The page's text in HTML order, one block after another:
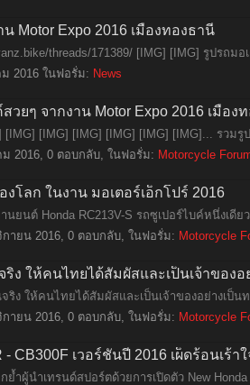
Motor Expo 2016 เมืองทองธานี
threads/171389/ [IMG] [IMG] รูปรถม
2016 ในฟอรั่ม: News
วยๆ จากงาน Motor Expo 2016 เมือ
[IMG] [IMG] [IMG] [IMG] [IMG] [IMG]... รวม
2016, 0 ตอบกลับ, ในฟอรั่ม: Motorcycle
โลก ในงาน มอเตอร์เอ็กโปร์ 2016
านยนต์ Honda RC213V-S รถซูเปอร์ไบค์หนึ่ง
ายน 2016, 0 ตอบกลับ, ในฟอรั่ม: Motorcycle
ง ให้คนไทยได้สัมผัสและเป็นเจ้าของอ
ริง ให้คนไทยได้สัมผัสและเป็นเจ้าของอย่างเป็
ายน 2016, 0 ตอบกลับ, ในฟอรั่ม: Motorcycle
CB300F เวอร์ชั่นปี 2016 เผ็ดร้อนเร้า
ำผู้นำเทรนด์สปอร์ตด้วยการเปิดตัว New